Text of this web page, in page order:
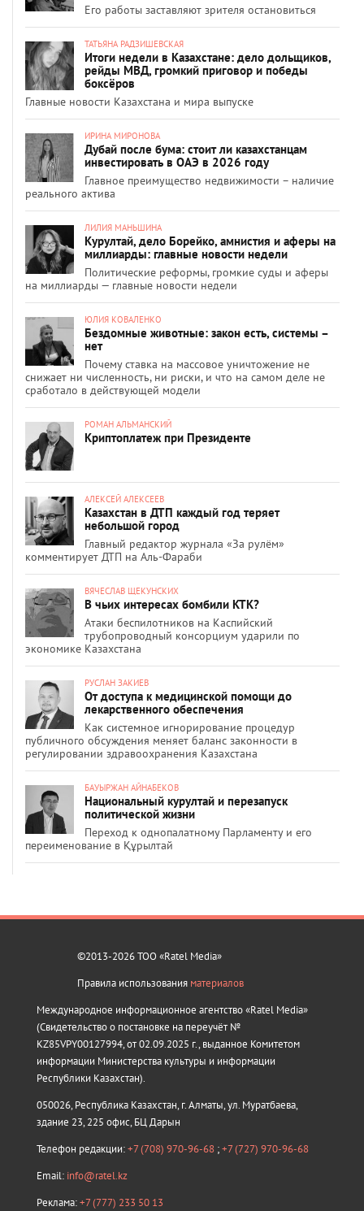
Его работы заставляют зрителя остановиться
ТАТЬЯНА РАДЗИШЕВСКАЯ
Итоги недели в Казахстане: дело дольщиков,
рейды МВД, громкий приговор и победы
боксёров
Главные новости Казахстана и мира выпуске
ИРИНА МИРОНОВА
Дубай после бума: стоит ли казахстанцам
инвестировать в ОАЭ в 2026 году
Главное преимущество недвижимости – наличие
реального актива
ЛИЛИЯ МАНЬШИНА
Курултай, дело Борейко, амнистия и аферы на
миллиарды: главные новости недели
Политические реформы, громкие суды и аферы
на миллиарды — главные новости недели
ЮЛИЯ КОВАЛЕНКО
Бездомные животные: закон есть, системы –
нет
Почему ставка на массовое уничтожение не
снижает ни численность, ни риски, и что на самом деле не
сработало в действующей модели
РОМАН АЛЬМАНСКИЙ
Криптоплатеж при Президенте
АЛЕКСЕЙ АЛЕКСЕЕВ
Казахстан в ДТП каждый год теряет
небольшой город
Главный редактор журнала «За рулём»
комментирует ДТП на Аль-Фараби
ВЯЧЕСЛАВ ЩЕКУНСКИХ
В чьих интересах бомбили КТК?
Атаки беспилотников на Каспийский
трубопроводный консорциум ударили по
экономике Казахстана
РУСЛАН ЗАКИЕВ
От доступа к медицинской помощи до
лекарственного обеспечения
Как системное игнорирование процедур
публичного обсуждения меняет баланс законности в
регулировании здравоохранения Казахстана
БАУЫРЖАН АЙНАБЕКОВ
Национальный курултай и перезапуск
политической жизни
Переход к однопалатному Парламенту и его
переименование в Құрылтай
©2013-2026 ТОО «Ratel Media»
Правила использования материалов
Международное информационное агентство «Ratel Media»
(Свидетельство о постановке на переучёт №
KZ85VPY00127994, от 02.09.2025 г., выданное Комитетом
информации Министерства культуры и информации
Республики Казахстан).
050026, Республика Казахстан, г. Алматы, ул. Муратбаева,
здание 23, 225 офис, БЦ Дарын
Телефон редакции:+7 (708) 970-96-68 ;+7 (727) 970-96-68
Email: info@ratel.kz
Реклама:+7 (777) 233 50 13